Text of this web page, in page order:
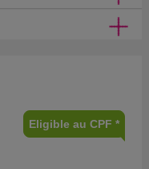
Eligible au CPF *